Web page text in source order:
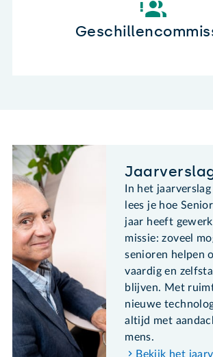
In het
lees je hoe
jaar heeft
missie: zoveel
senioren helpen
vaardig en
blijven. Met
nieuwe
altijd met
mens.
Bekijk het